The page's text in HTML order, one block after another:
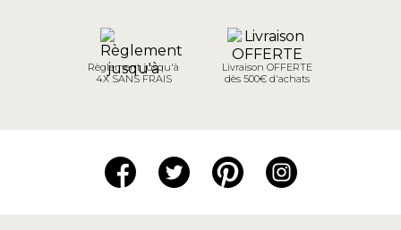
Règlement jusqu'à
4X SANS FRAIS
Livraison OFFERTE
dès 500€ d'achats